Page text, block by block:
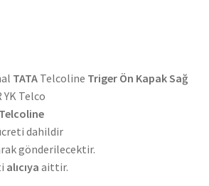
TATATelcoline Triger Ön Kapak Sağ
YK Telco
Telcoline
dahildir
gönderilecektir.
alıcıya aittir.